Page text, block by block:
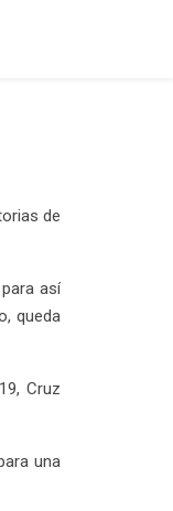
de
así
queda
Cruz
una